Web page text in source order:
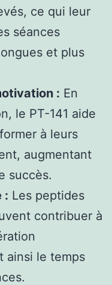
ce qui leur
séances
et plus
: En
le PT-141 aide
à leurs
augmentant
succès.
: Les peptides
contribuer à
ainsi le temps